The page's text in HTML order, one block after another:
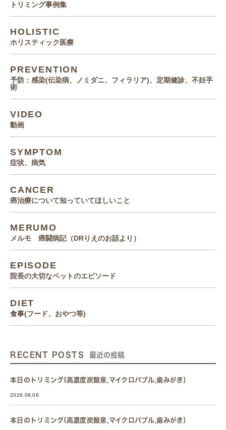
トリミング事例集
HOLISTIC
ホリスティック医療
PREVENTION
予防：感染(伝染病、ノミダニ、フィラリア)、定期健診、不妊手
術
VIDEO
動画
SYMPTOM
症状、病気
CANCER
癌治療について知っていてほしいこと
MERUMO
メルモ 癌闘病記（DRりえのお話より）
EPISODE
院長の大切なペットのエピソード
DIET
食事(フード、おやつ等)
RECENT POSTS 最近の投稿
本日のトリミング(高濃度炭酸泉,マイクロバブル,歯みがき）
2026.08.06
本日のトリミング(高濃度炭酸泉,マイクロバブル,歯みがき）